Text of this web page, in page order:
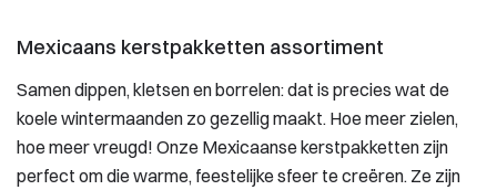
Mexicaans kerstpakketten assortiment
Samen dippen, kletsen en borrelen: dat is precies wat de
koele wintermaanden zo gezellig maakt. Hoe meer zielen,
hoe meer vreugd! Onze Mexicaanse kerstpakketten zijn
perfect om die warme, feestelijke sfeer te creëren. Ze zijn